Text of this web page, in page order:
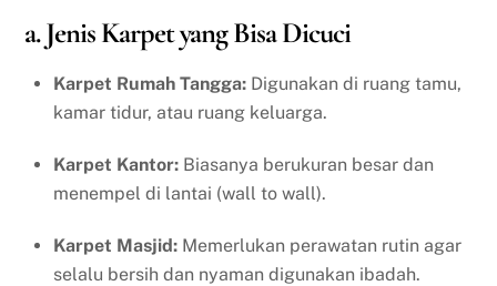
a. Jenis Karpet yang Bisa Dicuci
Karpet Rumah Tangga: Digunakan di ruang tamu,
kamar tidur, atau ruang keluarga.
Karpet Kantor: Biasanya berukuran besar dan
menempel di lantai (wall to wall).
Karpet Masjid: Memerlukan perawatan rutin agar
selalu bersih dan nyaman digunakan ibadah.